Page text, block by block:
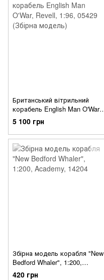
Британський вітрильний
корабель English Man O'War,
Revell, 1:96, 05429 (Збірна
модель)
5 100 грн
Збірна модель корабля "New
Bedford Whaler", 1:200,
Academy, 14204
420 грн